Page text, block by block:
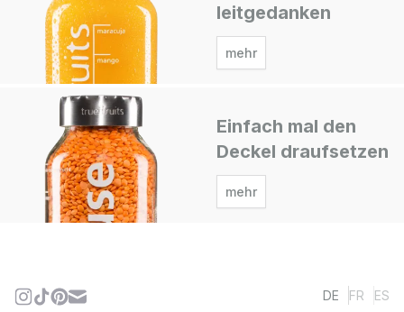
leitgedanken
mehr
Einfach mal den
Deckel draufsetzen
mehr
DE FR ES